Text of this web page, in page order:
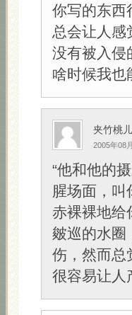
你写的东西
总会让人感
没有被入侵
啥时候我也
夹竹桃儿
2005年08
“他和他的
腥场面，叫
赤裸裸地给
皴巡的水圈
伤，然而
很容易让人